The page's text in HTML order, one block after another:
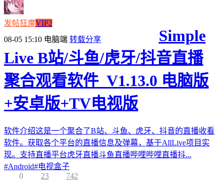
发帖狂魔VIP2
08-05 15:10 电脑端 转载分享
Simple
Live B站/斗鱼/虎牙/抖音直播
聚合观看软件_V1.13.0 电脑版
+安卓版+TV电视版
软件介绍这是一个聚合了B站、斗鱼、虎牙、抖音的直播收看
软件。获取各个平台的直播信息及弹幕，基于AllLive项目实
现。支持直播平台虎牙直播斗鱼直播哔哩哔哩直播抖...
#Android#电视盒子
0
23 742